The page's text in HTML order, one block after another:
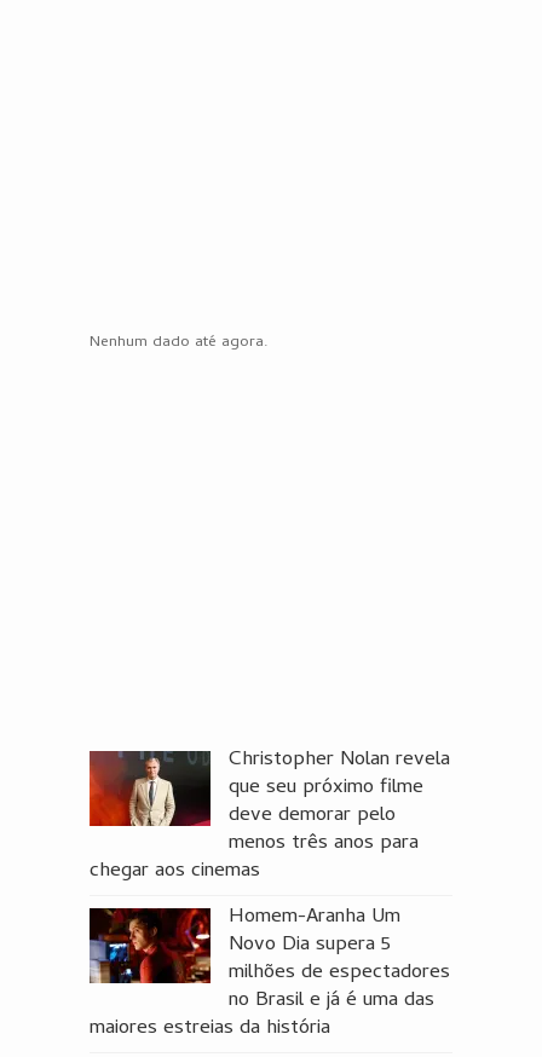
Nenhum dado até agora.
Christopher Nolan revela
que seu próximo filme
deve demorar pelo
menos três anos para
chegar aos cinemas
Homem-Aranha Um
Novo Dia supera 5
milhões de espectadores
no Brasil e já é uma das
maiores estreias da história